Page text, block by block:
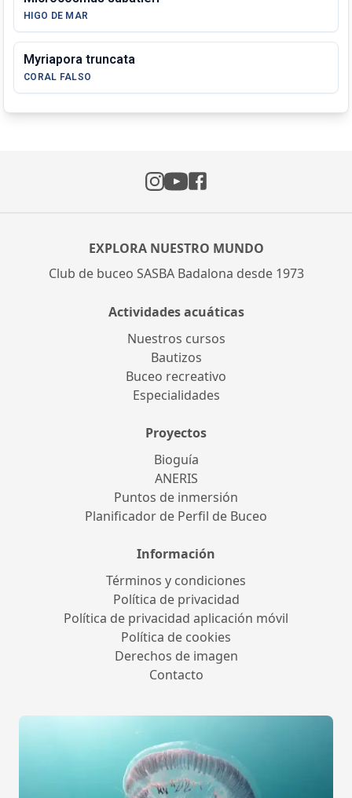
HIGO DE MAR
Myriapora truncata
CORAL FALSO
EXPLORA NUESTRO MUNDO
Club de buceo SASBA Badalona desde 1973
Actividades acuáticas
Nuestros cursos
Bautizos
Buceo recreativo
Especialidades
Proyectos
Bioguía
ANERIS
Puntos de inmersión
Planificador de Perfil de Buceo
Información
Términos y condiciones
Política de privacidad
Política de privacidad aplicación móvil
Política de cookies
Derechos de imagen
Contacto